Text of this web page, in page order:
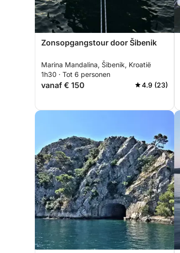
Zonsopgangstour door Šibenik
Marina Mandalina, Šibenik, Kroatië
1h30 · Tot 6 personen
vanaf € 150 4.9 (23)